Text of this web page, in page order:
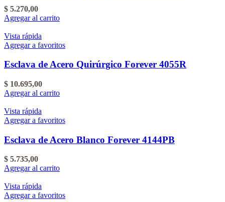
$ 5.270,00
Agregar al carrito
Vista rápida
Agregar a favoritos
Esclava de Acero Quirúrgico Forever 4055R
$ 10.695,00
Agregar al carrito
Vista rápida
Agregar a favoritos
Esclava de Acero Blanco Forever 4144PB
$ 5.735,00
Agregar al carrito
Vista rápida
Agregar a favoritos